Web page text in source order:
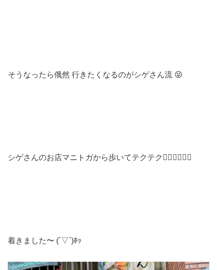
そうなったら俄然 行きたくなるのがシゲさん流 😝
シゲさんのお店マニトガから歩いてテクテク🚶‍♀️🚶‍♀️🚶‍♀️
着きました〜 (´▽`)ﾎｯ